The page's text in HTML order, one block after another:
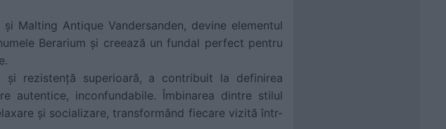
Malting Antique Vandersanden, devine elementul
Berarium și creează un fundal perfect pentru
și rezistență superioară, a contribuit la definirea
autentice, inconfundabile. Îmbinarea dintre stilul
și socializare, transformând fiecare vizită într-